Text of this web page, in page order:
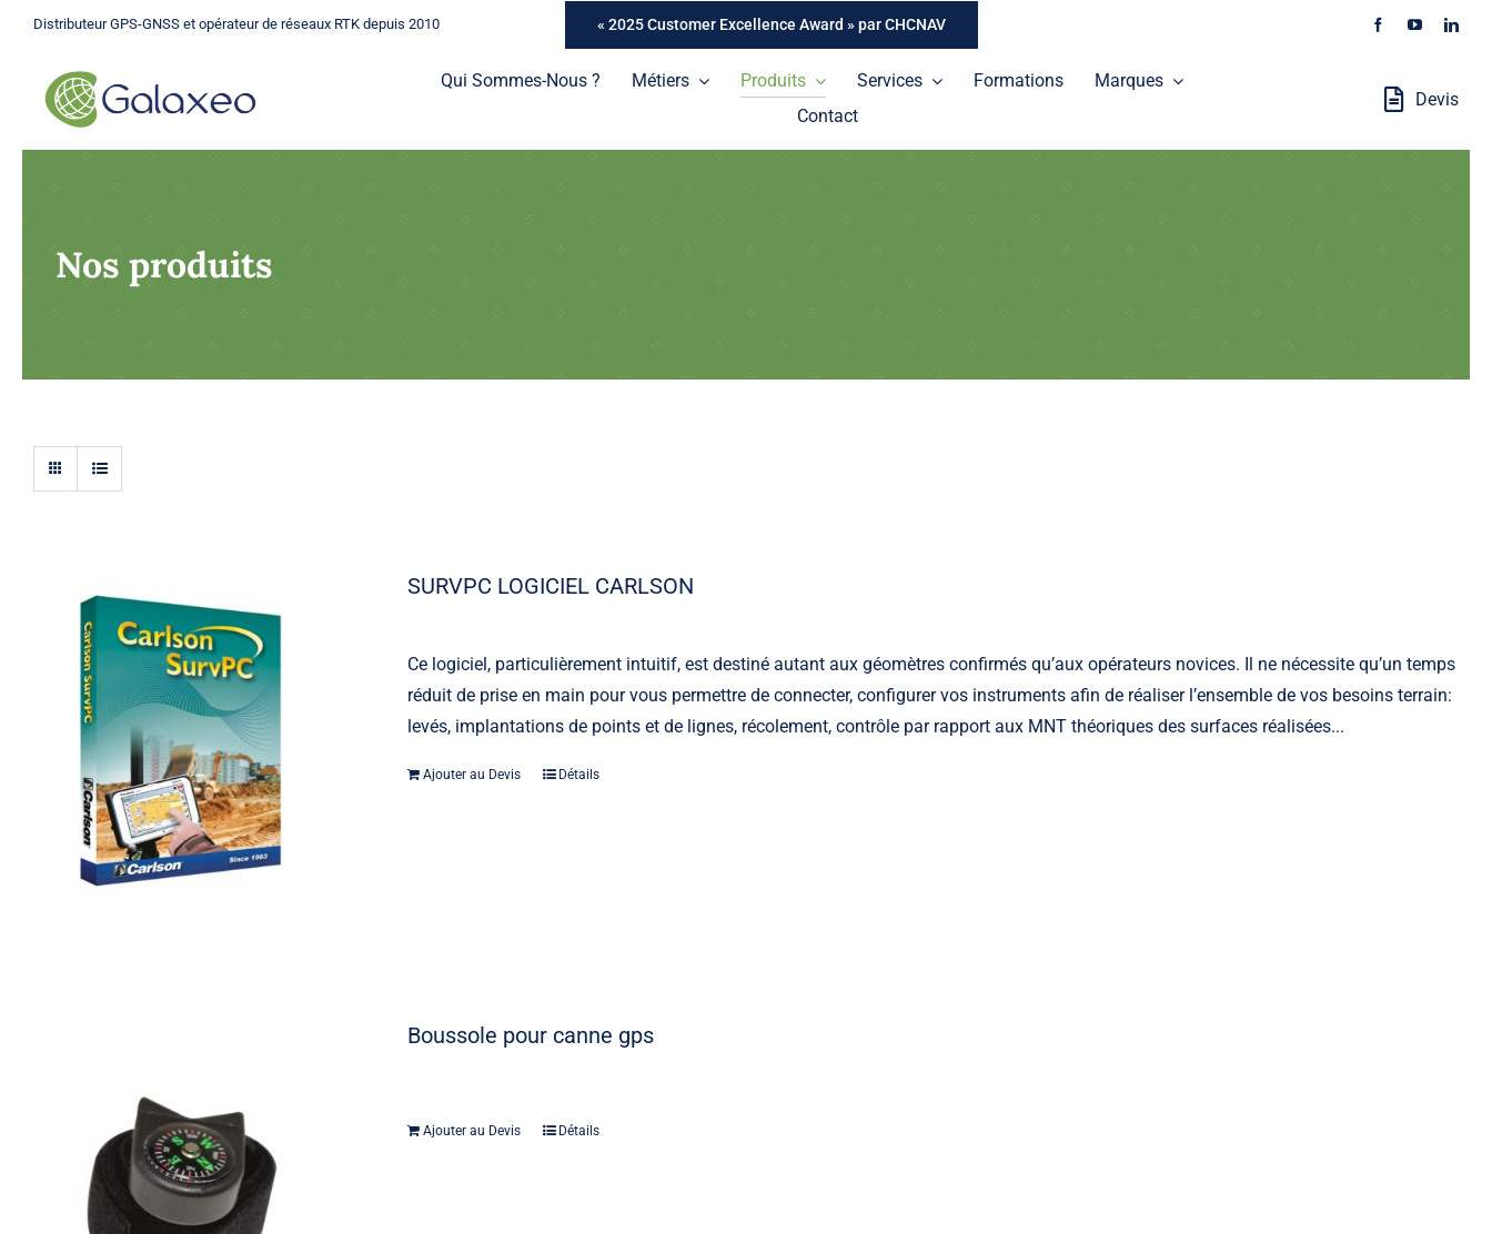
Passer
contenu
Distributeur GPS-GNSS et opérateur de réseaux RTK depuis 2010 « 2025 Customer Excellence Award » par CHCNAV
Qui Sommes-Nous ? Métiers Produits
Machine contrôle Laser
Les indispensables lasers
Services Formations
Marques
Contact
Devis
Nos produits
SURVPC LOGICIEL CARLSON
Ce logiciel, particulièrement intuitif, est destiné autant aux géomètres confirmés qu’aux opérateurs novices. Il ne nécessite qu’un temps
réduit de prise en main pour vous permettre de connecter, configurer vos instruments afin de réaliser l’ensemble de vos besoins terrain:
levés, implantations de points et de lignes, récolement, contrôle par rapport aux MNT théoriques des surfaces réalisées...
Ajouter au Devis Détails
Boussole pour canne gps
Ajouter au Devis Détails